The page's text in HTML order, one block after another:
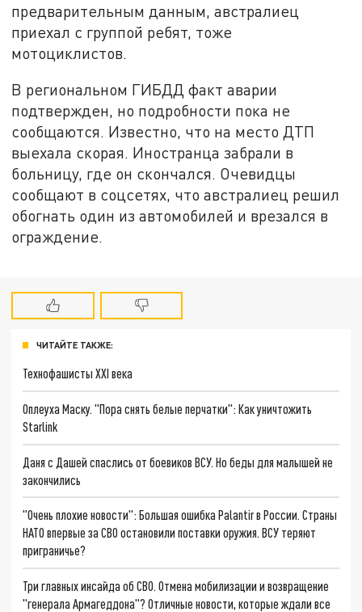
предварительным данным, австралиец
приехал с группой ребят, тоже
мотоциклистов.
В региональном ГИБДД факт аварии
подтвержден, но подробности пока не
сообщаются. Известно, что на место ДТП
выехала скорая. Иностранца забрали в
больницу, где он скончался. Очевидцы
сообщают в соцсетях, что австралиец решил
обогнать один из автомобилей и врезался в
ограждение.
ЧИТАЙТЕ ТАКЖЕ:
Технофашисты XXI века
Оплеуха Маску. "Пора снять белые перчатки": Как уничтожить
Starlink
Даня с Дашей спаслись от боевиков ВСУ. Но беды для малышей не
закончились
"Очень плохие новости": Большая ошибка Palantir в России. Страны
НАТО впервые за СВО остановили поставки оружия. ВСУ теряют
приграничье?
Три главных инсайда об СВО. Отмена мобилизации и возвращение
"генерала Армагеддона"? Отличные новости, которые ждали все